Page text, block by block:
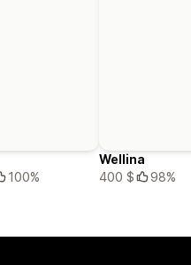
100%
Wellina
400 $
98%